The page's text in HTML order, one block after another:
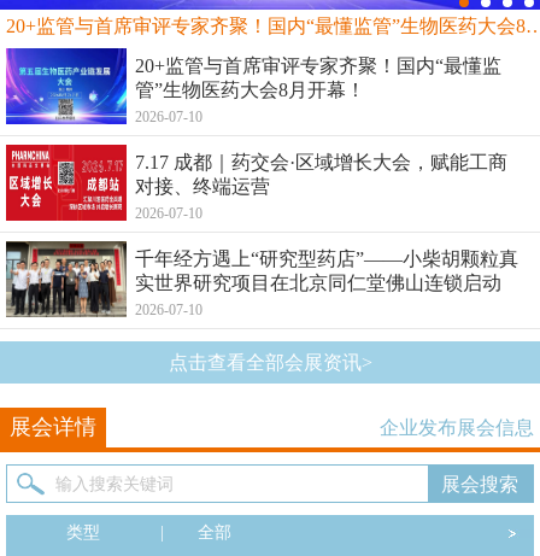
20+监管与首席审评专家齐聚！国内“最
20+监管与首席审评专家齐聚！国内“最懂监
管”生物医药大会8月开幕！
2026-07-10
7.17 成都｜药交会·区域增长大会，赋能工商
对接、终端运营
2026-07-10
千年经方遇上“研究型药店”——小柴胡颗粒真
实世界研究项目在北京同仁堂佛山连锁启动
2026-07-10
点击查看全部会展资讯>
展会详情 企业发布展会信息
类型
全部